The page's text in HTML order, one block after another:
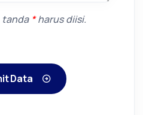
tanda *harus diisi.
Data